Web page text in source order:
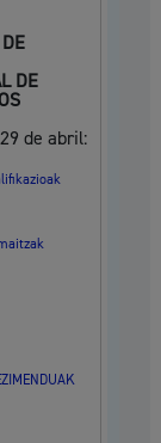
DE
de abril: